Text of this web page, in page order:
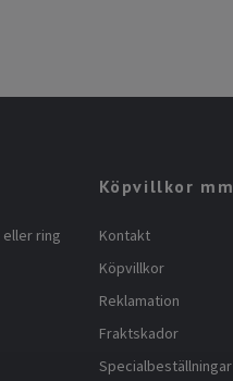
eller ring
Köpvillkor mm
Kontakt
Köpvillkor
Reklamation
Fraktskador
Specialbeställningar